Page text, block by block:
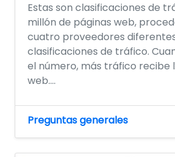
Estas son clasificaciones de
millón de páginas web,
cuatro proveedores
clasificaciones de tráfico.
el número, más tráfico recibe
web....
Preguntas generales